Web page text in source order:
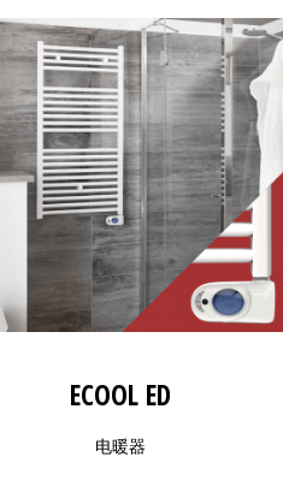
ECOOL ED
电暖器